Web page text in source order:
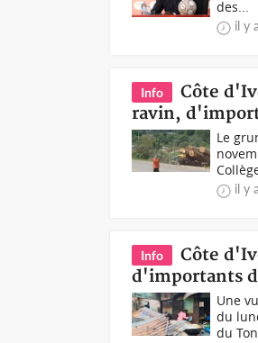
des...
il y
Info
Côte
ravin,
Le
il y
Info
Côte
d'importants
Une
du
du